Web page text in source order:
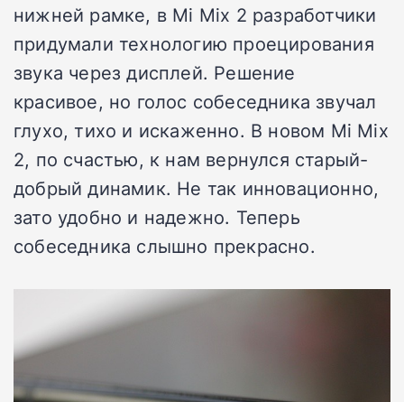
нижней рамке, в Mi Mix 2 разработчики
придумали технологию проецирования
звука через дисплей. Решение
красивое, но голос собеседника звучал
глухо, тихо и искаженно. В новом Mi Mix
2, по счастью, к нам вернулся старый-
добрый динамик. Не так инновационно,
зато удобно и надежно. Теперь
собеседника слышно прекрасно.